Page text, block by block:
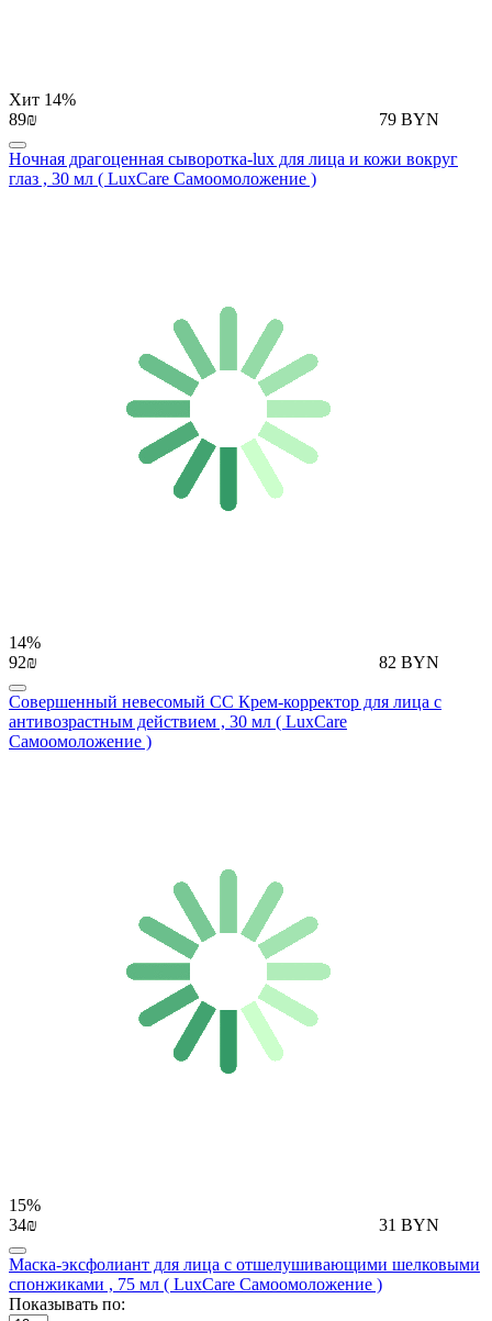
Хит 14%
89₪
79 BYN
Ночная драгоценная сыворотка-lux для лица и кожи вокруг
глаз , 30 мл ( LuxCare Самоомоложение )
14%
92₪
82 BYN
Совершенный невесомый СС Крем-корректор для лица с
антивозрастным действием , 30 мл ( LuxCare
Самоомоложение )
15%
34₪
31 BYN
Маска-эксфолиант для лица с отшелушивающими шелковыми
спонжиками , 75 мл ( LuxCare Самоомоложение )
Показывать по: